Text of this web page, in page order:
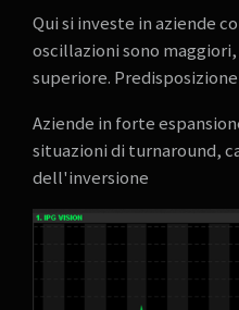
Qui si investe in aziende
oscillazioni sono
superiore.
Aziende in forte
situazioni di turnaround,
dell'inversione